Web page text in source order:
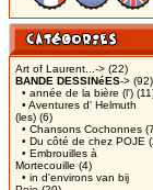
Art of Laurent...-> (22)
BANDE DESSINéES-> (92)
• année de la bière (l')
• Aventures d' Helmuth
(les) (6)
• Chansons Cochonnes
• Du côté de chez POJE
• Embrouilles à
Mortecouille (4)
• in d'environs van bij